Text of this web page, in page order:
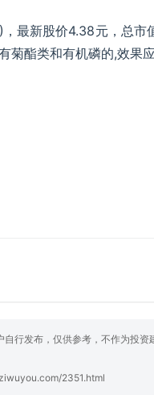
最新股价4.38元，总
菊酯类和有机磷的,效果
行发布，仅供参考，不作为投资
2351.html